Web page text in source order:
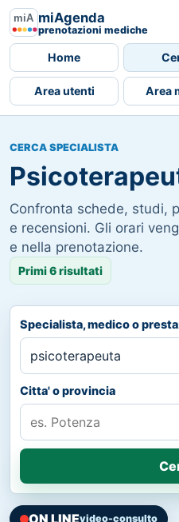
miAgenda
prenotazioni mediche
Home
Area utenti Area
CERCA SPECIALISTA
Confronta schede, studi,
e recensioni. Gli orari
e nella prenotazione.
Primi 6 risultati
Specialista, medico o
Citta' o provincia
ON LINEvideo-consulto